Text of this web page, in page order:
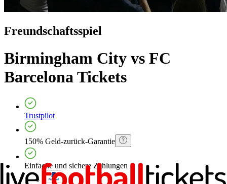
Freundschaftsspiel
Birmingham City vs FC
Barcelona Tickets
Trustpilot
150% Geld-zurück-Garantie
Einfache und sichere Zahlungen